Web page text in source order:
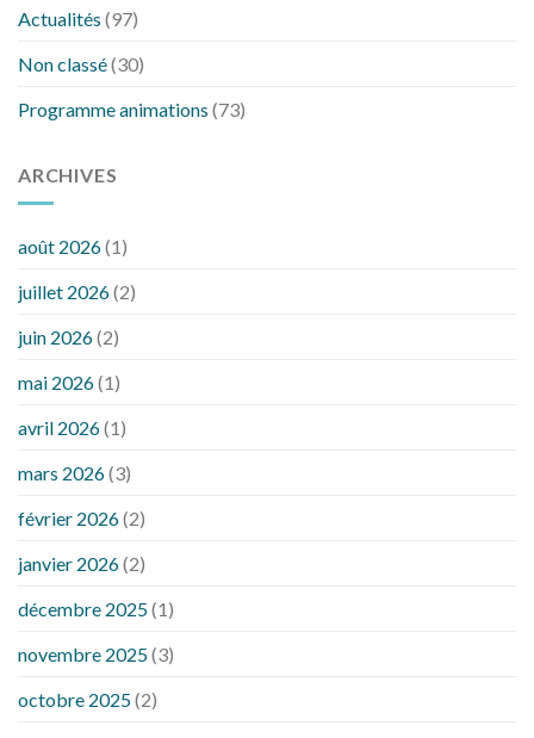
Actualités (97)
Non classé(30)
Programme animations (73)
ARCHIVES
août 2026(1)
juillet 2026(2)
juin 2026(2)
mai 2026(1)
avril 2026(1)
mars 2026(3)
février 2026(2)
janvier 2026(2)
décembre 2025(1)
novembre 2025(3)
octobre 2025(2)